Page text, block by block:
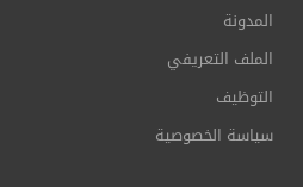
المدونة
الملف التعريفي
التوظيف
سياسة الخصوصية